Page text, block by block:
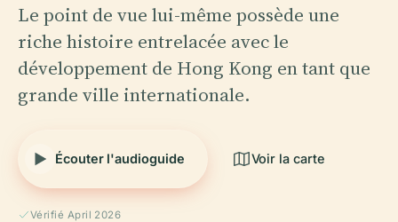
Le point de vue lui-même possède une
riche histoire entrelacée avec le
développement de Hong Kong en tant que
grande ville internationale.
Écouter l'audioguide Voir la carte
Vérifié April 2026